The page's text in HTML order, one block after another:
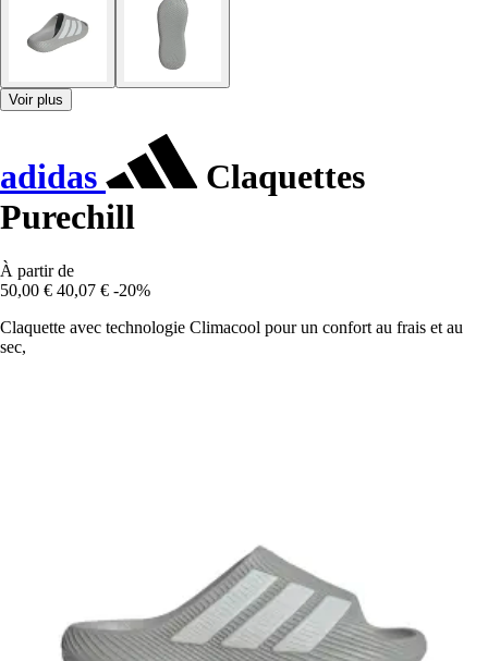
Voir plus
adidas
Claquettes
Purechill
À partir de
50,00 € 40,07 € -20%
Claquette avec technologie Climacool pour un confort au frais et au
sec,